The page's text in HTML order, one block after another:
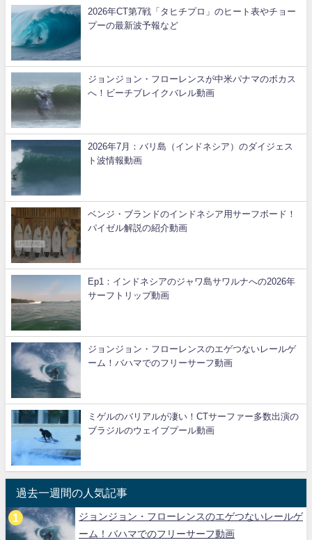
2026年CT第7戦「タヒチプロ」のヒート表やチョー
プーの最新波予報など
ジョンジョン・フローレンスが中米パナマのボカス
へ！ビーチブレイクバレル動画
2026年7月：バリ島（インドネシア）のダイジェス
ト波情報動画
ベンジ・ブランドのインドネシア用サーフボード！
パイゼル解説の紹介動画
Ep1：インドネシアのジャワ島サワルナへの2026年
サーフトリップ動画
ジョンジョン・フローレンスのエゲつないレールゲ
ーム！バハマでのフリーサーフ動画
ミゲルのバリアルが凄い！CTサーファー多数出演の
ブラジルのウェイブプール動画
過去一週間の人気記事
ジョンジョン・フローレンスのエゲつないレールゲ
ーム！バハマでのフリーサーフ動画